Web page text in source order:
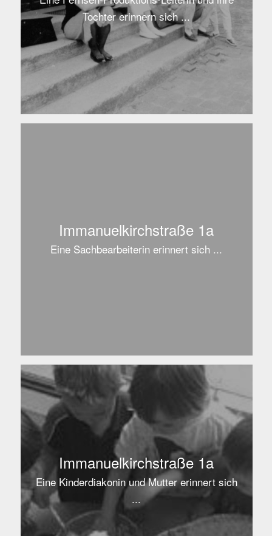
Tochter erinnern sich ...
Immanuelkirchstraße 1a
Eine Sachbearbeiterin erinnert sich ...
Immanuelkirchstraße 1a
Eine Kinderdiakonin und Mutter erinnert sich
...